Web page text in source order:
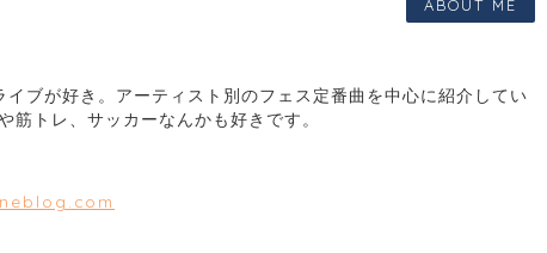
ABOUT ME
イブが好き。アーティスト別のフェス定番曲を中心に紹介してい
筋トレ、サッカーなんかも好きです。